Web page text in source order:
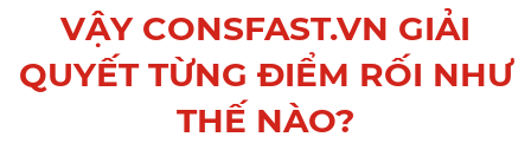
VẬY CONSFAST.VN GIẢI
QUYẾT TỪNG ĐIỂM RỐI NHƯ
THẾ NÀO?